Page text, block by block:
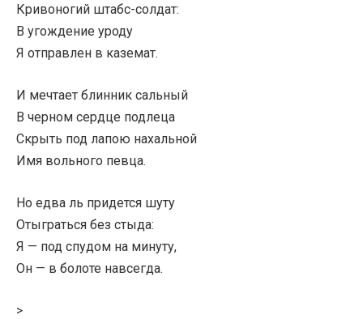
Кривоногий штабс-солдат:
В угождение уроду
Я отправлен в каземат.
И мечтает блинник сальный
В черном сердце подлеца
Скрыть под лапою нахальной
Имя вольного певца.
Но едва ль придется шуту
Отыграться без стыда:
Я — под спудом на минуту,
Он — в болоте навсегда.
>